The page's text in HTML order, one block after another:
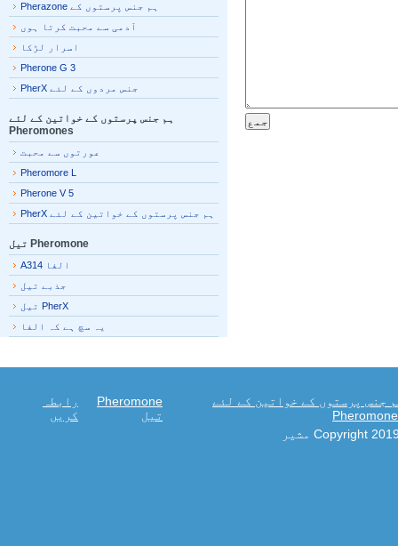
ہم جنس پرستوں کے Pherazone
آدمی سے محبت کرتا ہوں
اسرار لڑکا
Pherone G 3
جنس مردوں کے لئے PherX
ہم جنس پرستوں کے خواتین کے لئے
Pheromones
عورتوں سے محبت
Pheromore L
Pherone V 5
ہم جنس پرستوں کے خواتین کے لئے PherX
Pheromone تیل
الفا A314
جذبے تیل
PherX تیل
یہ سچ ہے کہ الفا
جنس پرستوں کے خواتین کے لئے
Pheromone
تیل
رابطہ
کریں
Copyright